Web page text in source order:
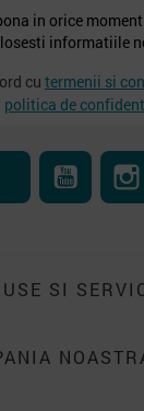
in orice
informatiile
cu termenii si
politica de
RSS
SI